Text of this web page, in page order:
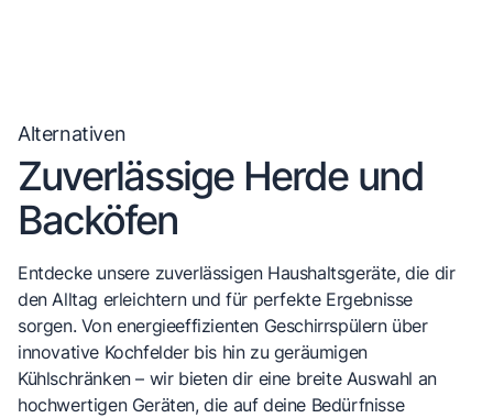
Alternativen
Zuverlässige Herde und
Backöfen
Entdecke unsere zuverlässigen Haushaltsgeräte, die dir
den Alltag erleichtern und für perfekte Ergebnisse
sorgen. Von energieeffizienten Geschirrspülern über
innovative Kochfelder bis hin zu geräumigen
Kühlschränken – wir bieten dir eine breite Auswahl an
hochwertigen Geräten, die auf deine Bedürfnisse